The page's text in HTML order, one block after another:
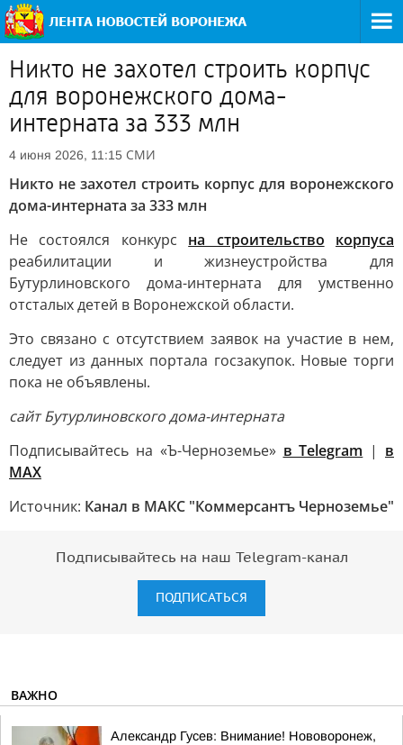
Никто не захотел строить корпус
для воронежского дома-
интерната за 333 млн
4 июня 2026, 11:15 СМИ
Никто не захотел строить корпус для воронежского
дома-интерната за 333 млн
Не состоялся конкурс на строительство
корпуса
реабилитации и жизнеустройства для
Бутурлиновского дома-интерната для умственно
отсталых детей в Воронежской области.
Это связано с отсутствием заявок на участие в нем,
следует из данных портала госзакупок. Новые торги
пока не объявлены.
сайт Бутурлиновского дома-интерната
Подписывайтесь на «Ъ-Черноземье» в Telegram | в
MAX
Источник: Канал в МАКС "Коммерсантъ Черноземье"
Подписывайтесь на наш Telegram-канал
ПОДПИСАТЬСЯ
ВАЖНО
Александр Гусев: Внимание! Нововоронеж,